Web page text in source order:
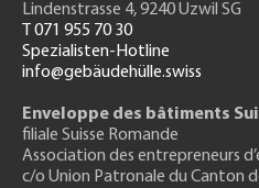
Lindenstrasse 4, 9240 Uzwil SG
T 071 955 70 30
Spezialisten-Hotline
info@gebäudehülle.swiss
Enveloppe des bâtiments
filiale Suisse Romande
Association des entrepreneurs
c/o Union Patronale du Canton